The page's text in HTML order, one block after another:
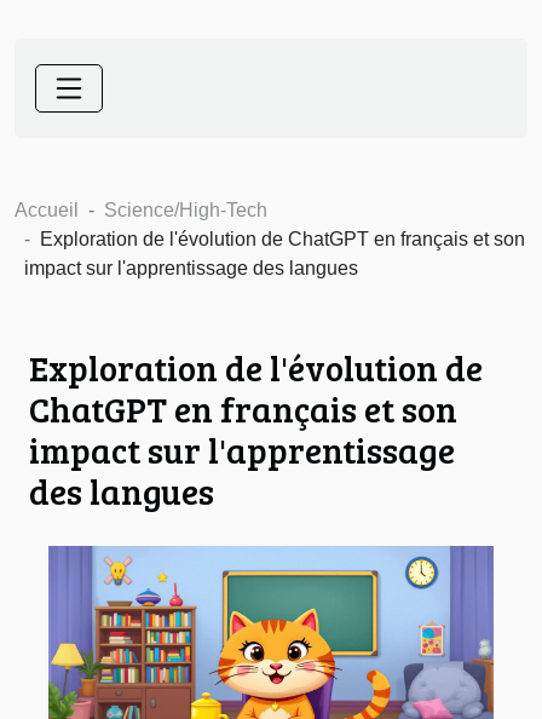
Accueil
Science/High-Tech
Exploration de l'évolution de ChatGPT en français et son
impact sur l'apprentissage des langues
Exploration de l'évolution de
ChatGPT en français et son
impact sur l'apprentissage
des langues